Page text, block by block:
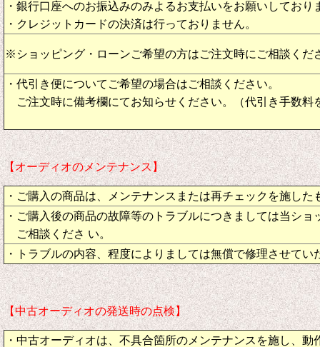
・銀行口座へのお振込みのみよるお支払いをお願いしており
・クレジットカードの決済は行っておりません。
※ショッピング・ローンご希望の方はご注文時にご相談くだ
・代引き便についてご希望の場合はご相談ください。
ご注文時に備考欄にてお知らせください。（代引き手数料
【オーディオのメンテナンス】
・ご購入の商品は、メンテナンスまたは再チェックを施し
・ご購入後の商品の故障等のトラブルにつきましては当ショ
ご相談くださ い。
・トラブルの内容、程度によりましては無償で修理させてい
【中古オーディオの発送時の点検】
・中古オーディオは、不具合箇所のメンテナンスを施し、動